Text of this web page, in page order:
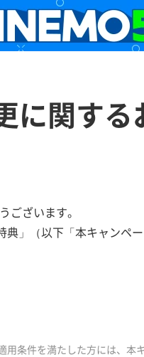
に関する
ございます。
」（以下「本キャンペ
条件を満たした方には、本